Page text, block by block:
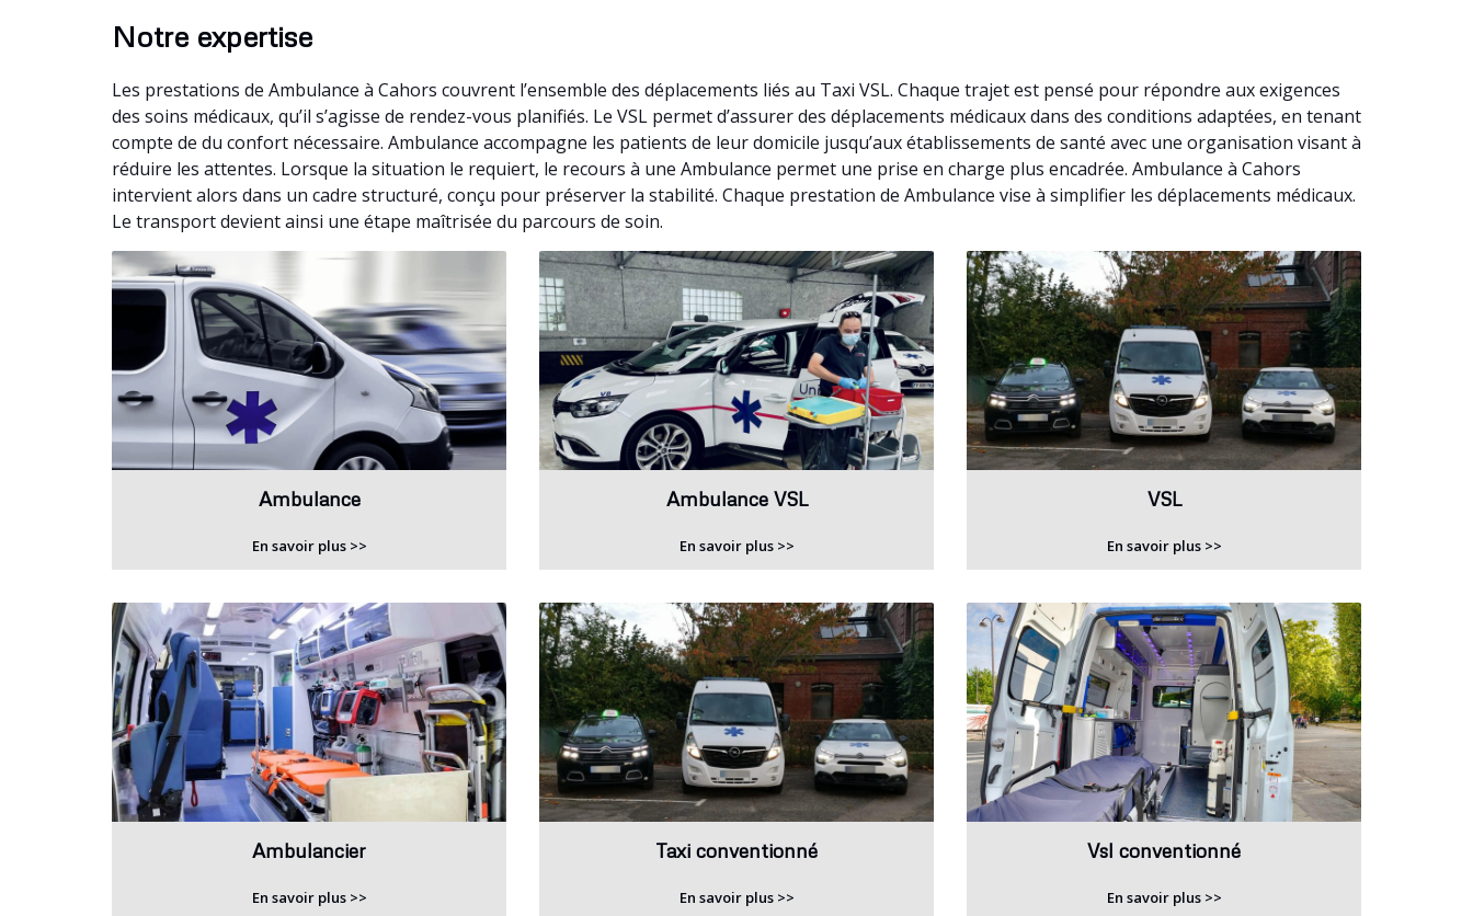
Notre expertise
Les prestations de Ambulance à Cahors couvrent l’ensemble des déplacements liés au Taxi VSL. Chaque trajet est pensé pour répondre aux exigences
des soins médicaux, qu’il s’agisse de rendez-vous planifiés. Le VSL permet d’assurer des déplacements médicaux dans des conditions adaptées, en tenant
compte de du confort nécessaire. Ambulance accompagne les patients de leur domicile jusqu’aux établissements de santé avec une organisation visant à
réduire les attentes. Lorsque la situation le requiert, le recours à une Ambulance permet une prise en charge plus encadrée. Ambulance à Cahors
intervient alors dans un cadre structuré, conçu pour préserver la stabilité. Chaque prestation de Ambulance vise à simplifier les déplacements médicaux.
Le transport devient ainsi une étape maîtrisée du parcours de soin.
Ambulance
En savoir plus >>
Ambulance VSL
En savoir plus >>
VSL
En savoir plus >>
Ambulancier
En savoir plus >>
Taxi conventionné
En savoir plus >>
Vsl conventionné
En savoir plus >>